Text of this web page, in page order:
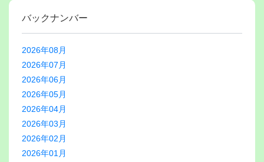
バックナンバー
2026年08月
2026年07月
2026年06月
2026年05月
2026年04月
2026年03月
2026年02月
2026年01月